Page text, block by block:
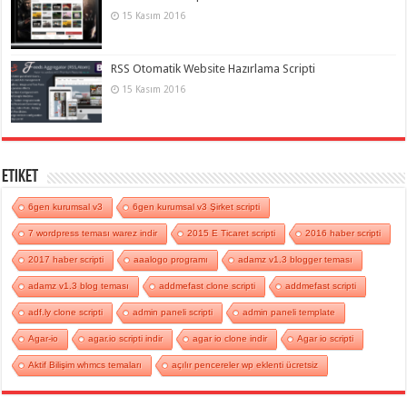
15 Kasım 2016
RSS Otomatik Website Hazırlama Scripti
15 Kasım 2016
Etiket
6gen kurumsal v3 6gen kurumsal v3 Şirket scripti
7 wordpress teması warez indir 2015 E Ticaret scripti 2016 haber scripti
2017 haber scripti aaalogo programı adamz v1.3 blogger teması
adamz v1.3 blog teması addmefast clone scripti addmefast scripti
adf.ly clone scripti admin paneli scripti admin paneli template
Agar-io agar.io scripti indir agar io clone indir Agar io scripti
Aktif Bilişim whmcs temaları açılır pencereler wp eklenti ücretsiz